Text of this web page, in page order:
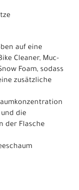
auf eine
Cleaner, Muc-
Foam, sodass
zusätzliche
die
der Flasche